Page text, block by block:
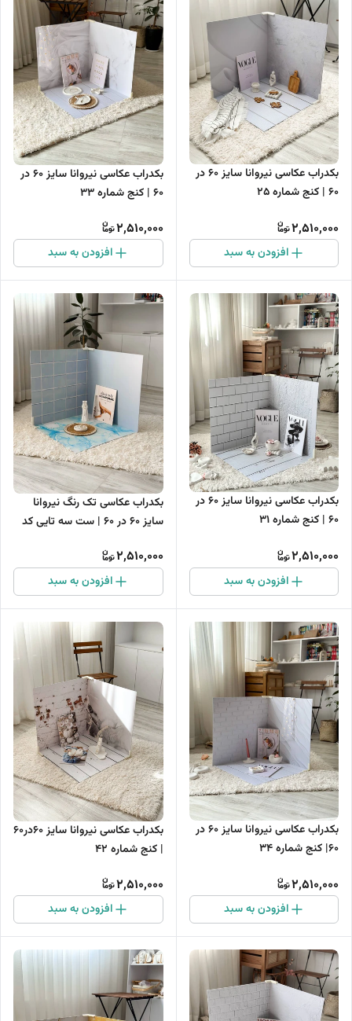
بکدراب عکاسی نیروانا سایز 60 در
60 | کنج شماره 25
2,510,000
افزودن به سبد
بکدراب عکاسی نیروانا سایز 60 در
60 | کنج شماره 33
2,510,000
افزودن به سبد
بکدراب عکاسی نیروانا سایز 60 در
60 | کنج شماره 31
2,510,000
افزودن به سبد
بکدراب عکاسی تک رنگ نیروانا
سایز 60 در 60 | ست سه تایی کد
2,510,000
افزودن به سبد
بکدراب عکاسی نیروانا سایز 60 در
60| کنج شماره 34
2,510,000
افزودن به سبد
بکدراب عکاسی نیروانا سایز 60در60
| کنج شماره 42
2,510,000
افزودن به سبد